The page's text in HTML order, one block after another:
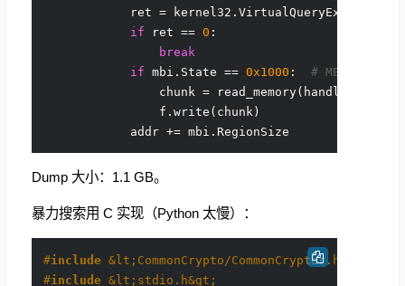
ret =
if ret == 0 :
break
if mbi.State == 0x1000 : # MEM_COMMIT
                chunk = read_memory(handle, addr,
                f.write(chunk)
Dump 大小：1.1 GB。
暴力搜索用 C 实现（Python 太慢）：
#include &lt;CommonCrypto/CommonCryptor.h&gt;
#include &lt;stdio.h&gt;